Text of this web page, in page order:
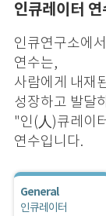
인큐레이터 연
인큐연구소에
연수는,
사람에게 내재
성장하고 발달
"인(人)큐레이
연수입니다.
General
인큐레이터